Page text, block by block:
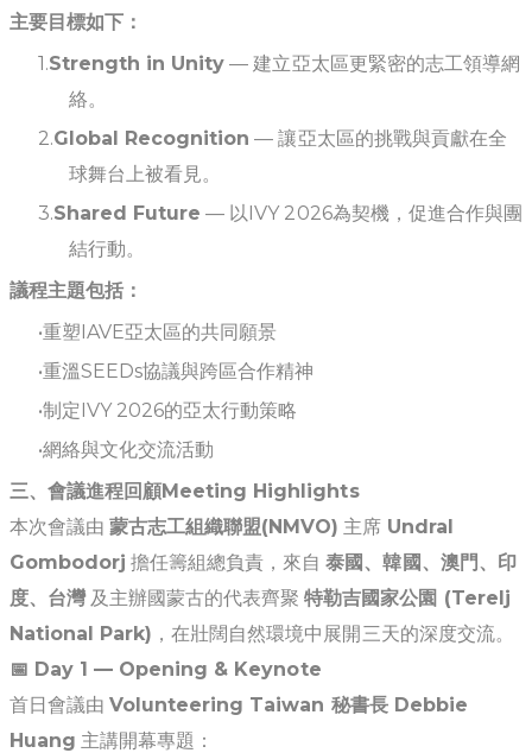
主要目標如下：
Strength in Unity — 建立亞太區更緊密的志工領導網
絡。
Global Recognition — 讓亞太區的挑戰與貢獻在全
球舞台上被看見。
Shared Future — 以IVY 2026為契機，促進合作與團
結行動。
議程主題包括：
重塑IAVE亞太區的共同願景
重溫SEEDs協議與跨區合作精神
制定IVY 2026的亞太行動策略
網絡與文化交流活動
三、會議進程回顧Meeting Highlights
本次會議由蒙古志工組織聯盟(NMVO) 主席 Undral
Gombodorj 擔任籌組總負責，來自泰國、韓國、澳門、印
度、台灣及主辦國蒙古的代表齊聚特勒吉國家公園 (Terelj
National Park) ，在壯闊自然環境中展開三天的深度交流。
📅 Day 1 — Opening & Keynote
首日會議由Volunteering Taiwan 秘書長 Debbie
Huang 主講開幕專題：